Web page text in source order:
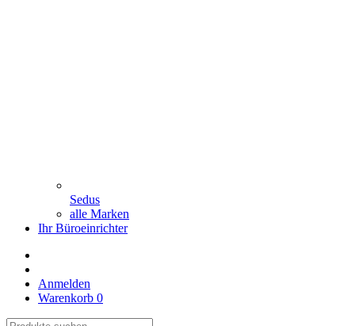
Sedus
alle Marken
Ihr Büroeinrichter
Anmelden
Warenkorb 0